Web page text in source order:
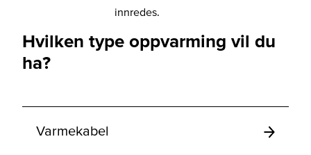
innredes.
Hvilken type oppvarming vil du
ha?
Varmekabel